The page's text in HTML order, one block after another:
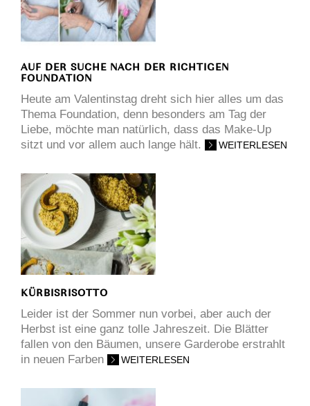
AUF DER SUCHE NACH DER RICHTIGEN
FOUNDATION
Heute am Valentinstag dreht sich hier alles um das
Thema Foundation, denn besonders am Tag der
Liebe, möchte man natürlich, dass das Make-Up
sitzt und vor allem auch lange hält.
WEITERLESEN
KÜRBISRISOTTO
Leider ist der Sommer nun vorbei, aber auch der
Herbst ist eine ganz tolle Jahreszeit. Die Blätter
fallen von den Bäumen, unsere Garderobe erstrahlt
in neuen Farben
WEITERLESEN